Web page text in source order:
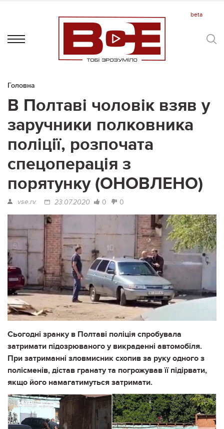
Головна
В Полтаві чоловік взяв у
заручники полковника
поліції, розпочата
спецоперація з
порятунку (ОНОВЛЕНО)
vse.rv. 23.07.2020 0 0
Сьогодні зранку в Полтаві поліція спробувала
затримати підозрюваного у викраденні автомобіля.
При затриманні зловмисник схопив за руку одного з
полісменів, дістав гранату та погрожував її підірвати,
якщо його намагатимуться затримати.